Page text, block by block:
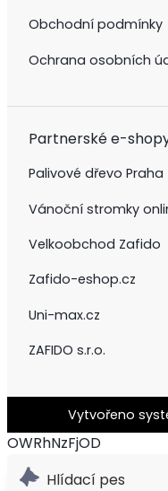
Obchodní podmínky
Ochrana osobních
Partnerské e-
Palivové dřevo Praha
Vánoční stromky
Velkoobchod Zafido
Zafido-eshop.cz
Uni-max.cz
ZAFIDO s.r.o.
Vytvořeno
OWRhNzFjOD
Hlídací pes